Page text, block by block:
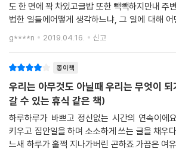
도 한 면에 꽉 차있고글밥 또한 빽빽하지만내 주
법한 일들에어떻게 생각하느냐, 그 일에 대해
냐를곰곰히 생각해 보게 한다.내가 가진 모든 것
니저자는 여행
g****n 2019.04.16. 신고
종이책
우리는 아무것도 아닐때 우리는 무엇이
갈 수 있는 휴식 같은 책)
하루하루가 바쁘고 정신없는 시간의 연속이에
키우고 집안일을 하며 소소하게 쓰는 글을 채우
느새 하루가 훌쩍 지나가버린 곤하죠.가끔은 여